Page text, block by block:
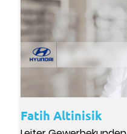
Fatih Altinisik